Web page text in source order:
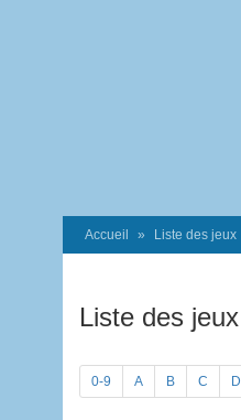
Accueil Liste des jeux
Liste des
0-9 A B C D